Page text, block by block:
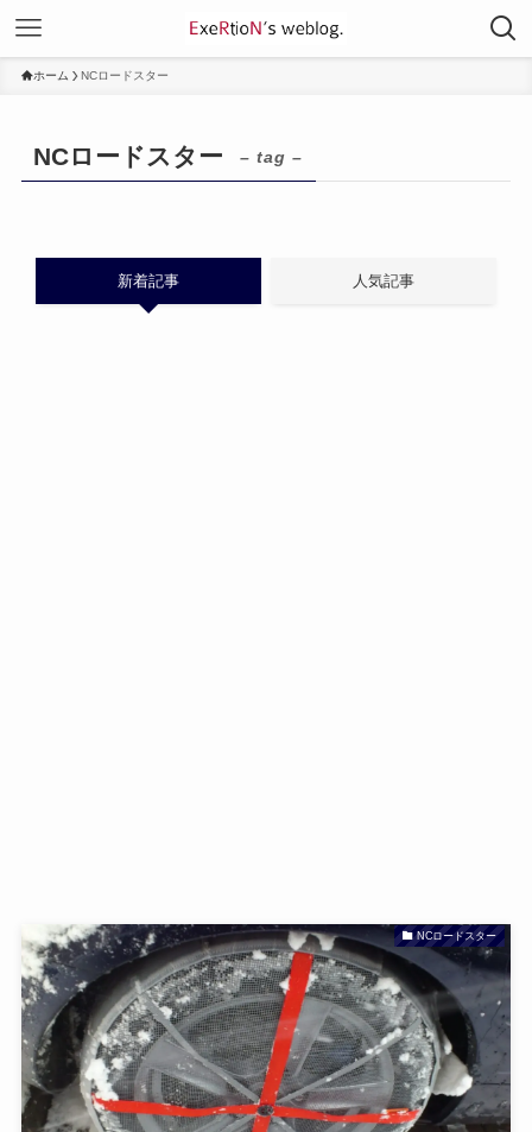
ホーム NCロードスター
NCロードスター – tag –
新着記事 人気記事
NCロードスター